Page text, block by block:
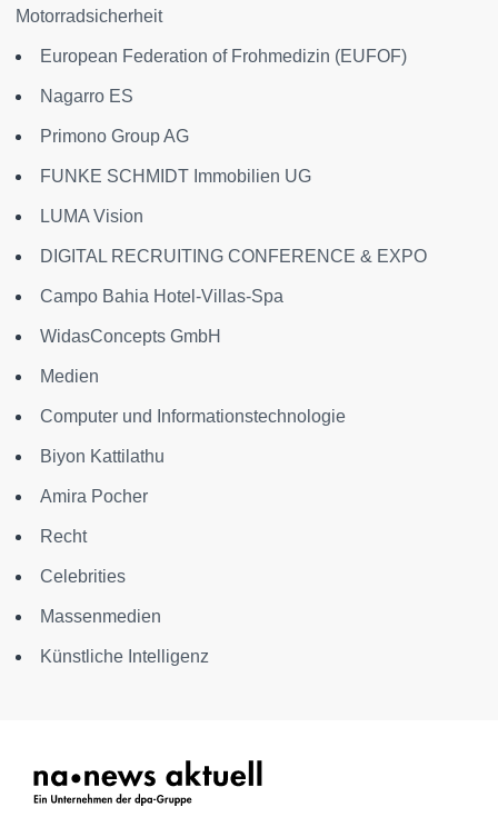
Motorradsicherheit
European Federation of Frohmedizin (EUFOF)
Nagarro ES
Primono Group AG
FUNKE SCHMIDT Immobilien UG
LUMA Vision
DIGITAL RECRUITING CONFERENCE & EXPO
Campo Bahia Hotel-Villas-Spa
WidasConcepts GmbH
Medien
Computer und Informationstechnologie
Biyon Kattilathu
Amira Pocher
Recht
Celebrities
Massenmedien
Künstliche Intelligenz